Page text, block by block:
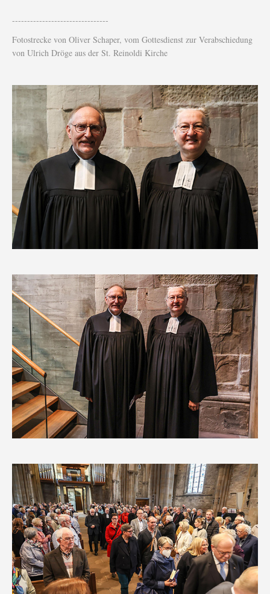
--------------------------------
Fotostrecke von Oliver Schaper, vom Gottesdienst zur Verabschiedung
von Ulrich Dröge aus der St. Reinoldi Kirche